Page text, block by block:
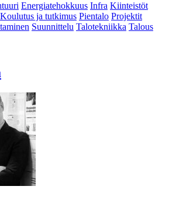
Energiatehokkuus Infra Kiinteistöt
Koulutus ja tutkimus Pientalo Projektit
Suunnittelu Talotekniikka Talous